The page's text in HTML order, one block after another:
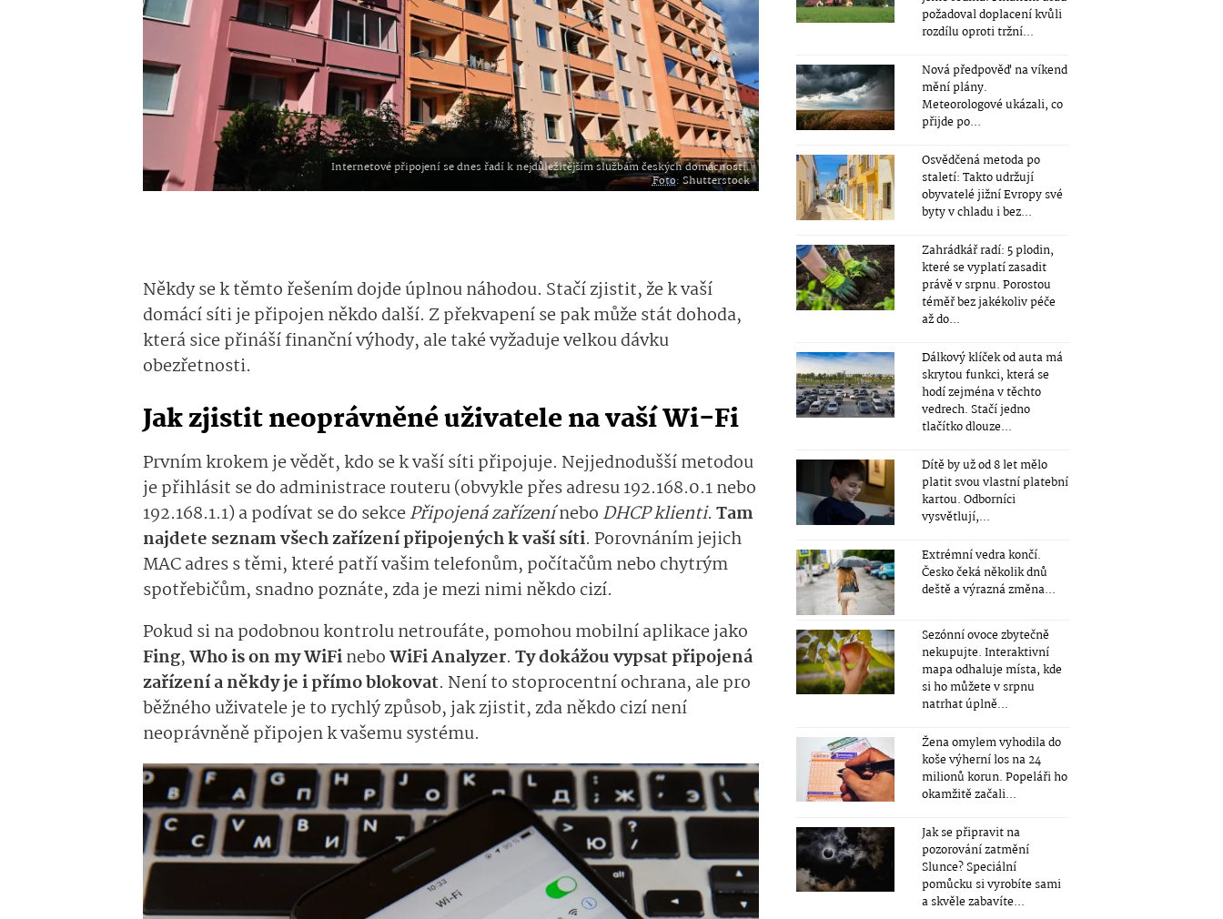
Internetové připojení se dnes řadí k nejdůležitějším službám českých domácností.
Foto: Shutterstock
Někdy se k těmto řešením dojde úplnou náhodou. Stačí zjistit, že k vaší
domácí síti je připojen někdo další. Z překvapení se pak může stát dohoda,
která sice přináší finanční výhody, ale také vyžaduje velkou dávku
obezřetnosti.
Jak zjistit neoprávněné uživatele na vaší Wi-Fi
Prvním krokem je vědět, kdo se k vaší síti připojuje. Nejjednodušší metodou
je přihlásit se do administrace routeru (obvykle přes adresu 192.168.0.1 nebo
192.168.1.1) a podívat se do sekcePřipojená zařízenínebo DHCP klienti. Tam
najdete seznam všech zařízení připojených k vaší síti. Porovnáním jejich
MAC adres s těmi, které patří vašim telefonům, počítačům nebo chytrým
spotřebičům, snadno poznáte, zda je mezi nimi někdo cizí.
Pokud si na podobnou kontrolu netroufáte, pomohou mobilní aplikace jako
Fing,Who is on my WiFineboWiFi Analyzer. Ty dokážou vypsat připojená
zařízení a někdy je i přímo blokovat. Není to stoprocentní ochrana, ale pro
běžného uživatele je to rychlý způsob, jak zjistit, zda někdo cizí není
neoprávněně připojen k vašemu systému.
požadoval doplacení kvůli
rozdílu oproti tržní...
Nová předpověď na víkend
mění plány.
Meteorologové ukázali, co
přijde po...
Osvědčená metoda po
staletí: Takto udržují
obyvatelé jižní Evropy své
byty v chladu i bez...
Zahrádkář radí: 5 plodin,
které se vyplatí zasadit
právě v srpnu. Porostou
téměř bez jakékoliv péče
až do...
Dálkový klíček od auta má
skrytou funkci, která se
hodí zejména v těchto
vedrech. Stačí jedno
tlačítko dlouze...
Dítě by už od 8 let mělo
platit svou vlastní platební
kartou. Odborníci
vysvětlují,...
Extrémní vedra končí.
Česko čeká několik dnů
deště a výrazná změna...
Sezónní ovoce zbytečně
nekupujte. Interaktivní
mapa odhaluje místa, kde
si ho můžete v srpnu
natrhat úplně...
Žena omylem vyhodila do
koše výherní los na 24
milionů korun. Popeláři ho
okamžitě začali...
Jak se připravit na
pozorování zatmění
Slunce? Speciální
pomůcku si vyrobíte sami
a skvěle zabavíte...